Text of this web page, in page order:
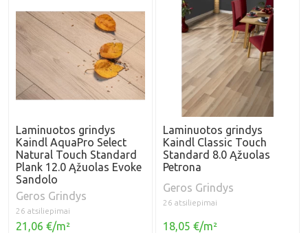
Laminuotos grindys
Kaindl AquaPro Select
Natural Touch Standard
Plank 12.0 Ąžuolas Evoke
Sandolo
Geros Grindys
26 atsiliepimai
21,06 €/m²
Laminuotos grindys
Kaindl Classic Touch
Standard 8.0 Ąžuolas
Petrona
Geros Grindys
26 atsiliepimai
18,05 €/m²